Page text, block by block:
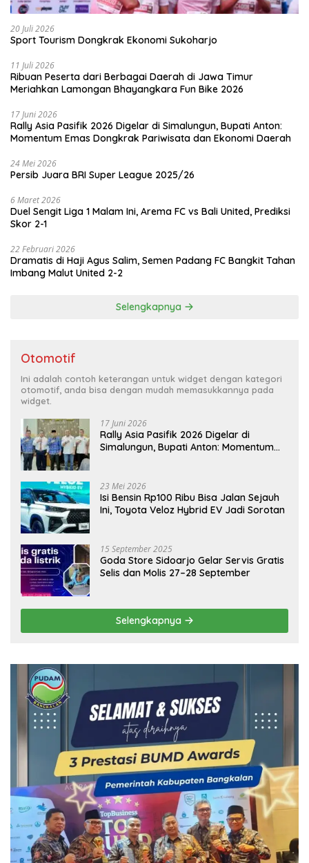
20 Juli 2026
Sport Tourism Dongkrak Ekonomi Sukoharjo
11 Juli 2026
Ribuan Peserta dari Berbagai Daerah di Jawa Timur
Meriahkan Lamongan Bhayangkara Fun Bike 2026
17 Juni 2026
Rally Asia Pasifik 2026 Digelar di Simalungun, Bupati Anton:
Momentum Emas Dongkrak Pariwisata dan Ekonomi Daerah
24 Mei 2026
Persib Juara BRI Super League 2025/26
6 Maret 2026
Duel Sengit Liga 1 Malam Ini, Arema FC vs Bali United, Prediksi
Skor 2-1
22 Februari 2026
Dramatis di Haji Agus Salim, Semen Padang FC Bangkit Tahan
Imbang Malut United 2-2
Selengkapnya
Otomotif
Ini adalah contoh keterangan untuk widget dengan kategori
otomotif, anda bisa dengan mudah memasukkannya pada
widget.
17 Juni 2026
Rally Asia Pasifik 2026 Digelar di
Simalungun, Bupati Anton: Momentum
23 Mei 2026
Isi Bensin Rp100 Ribu Bisa Jalan Sejauh
Ini, Toyota Veloz Hybrid EV Jadi Sorotan
15 September 2025
Goda Store Sidoarjo Gelar Servis Gratis
Selis dan Molis 27–28 September
Selengkapnya